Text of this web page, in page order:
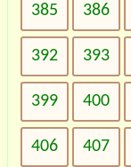
385 386
392 393
399 400
406 407